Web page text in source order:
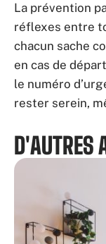
La prévention
réflexes entre
chacun sache
en cas de
le numéro
rester serein,
D'AUTRES